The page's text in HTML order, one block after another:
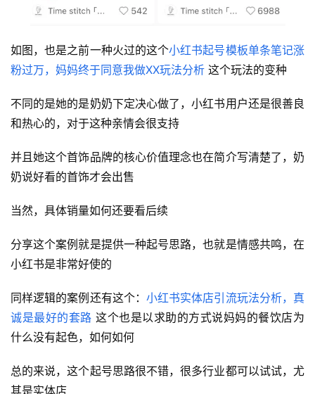
首
页
行
业
快
讯
眼
例
坑
指
南
运
营
登录
如图，也是之前一种火过的这个小红书起号模板单条笔记涨
粉过万，妈妈终于同意我做XX玩法分析 这个玩法的变种
不同的是她的是奶奶下定决心做了，小红书用户还是很善良
和热心的，对于这种亲情会很支持
并且她这个首饰品牌的核心价值理念也在简介写清楚了，奶
奶说好看的首饰才会出售
当然，具体销量如何还要看后续
分享这个案例就是提供一种起号思路，也就是情感共鸣，在
小红书是非常好使的
同样逻辑的案例还有这个： 小红书实体店引流玩法分析，真
诚是最好的套路 这个也是以求助的方式说妈妈的餐饮店为
什么没有起色，如何如何
总的来说，这个起号思路很不错，很多行业都可以试试，尤
其是实体店